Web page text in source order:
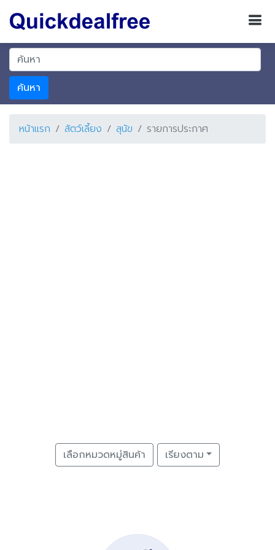
ค้นหา
หน้าแรก สัตว์เลี้ยง สุนัข รายการประกาศ
เลือกหมวดหมู่สินค้า เรียงตาม